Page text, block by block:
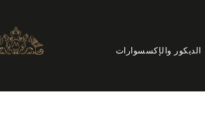
الديكور والإكسسوارات